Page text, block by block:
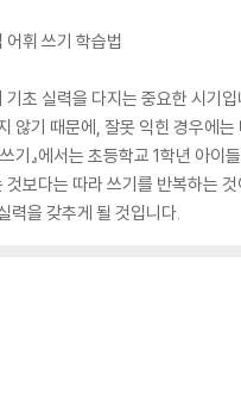
휘 쓰기 학습법
초 실력을 다지는 중요한 시기
않기 때문에, 잘못 익힌 경우에
쓰기』에서는 초등학교 1학년
보다는 따라 쓰기를 반복하는
력을 갖추게 될 것입니다.